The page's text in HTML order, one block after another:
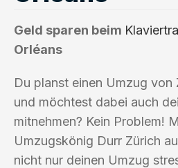
Geld sparen beim
Orléans
Du planst einen Umzug von
und möchtest dabei auch
mitnehmen? Kein Problem!
Umzugskönig Durr Zürich
nicht nur deinen Umzug